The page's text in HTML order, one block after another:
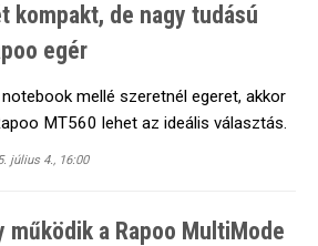
kompakt, de nagy tudású
egér
mellé szeretnél egeret, akkor
MT560 lehet az ideális választás.
július 4., 16:00
működik a Rapoo MultiMode